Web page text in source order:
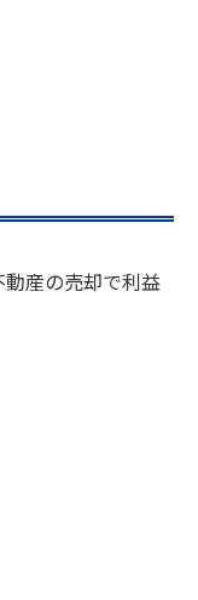
産の売却で利益